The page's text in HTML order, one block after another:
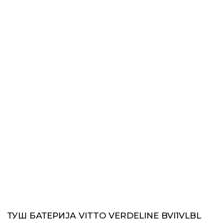
ТУШ БАТЕРИЈА VITTO VERDELINE BVI1VLBL